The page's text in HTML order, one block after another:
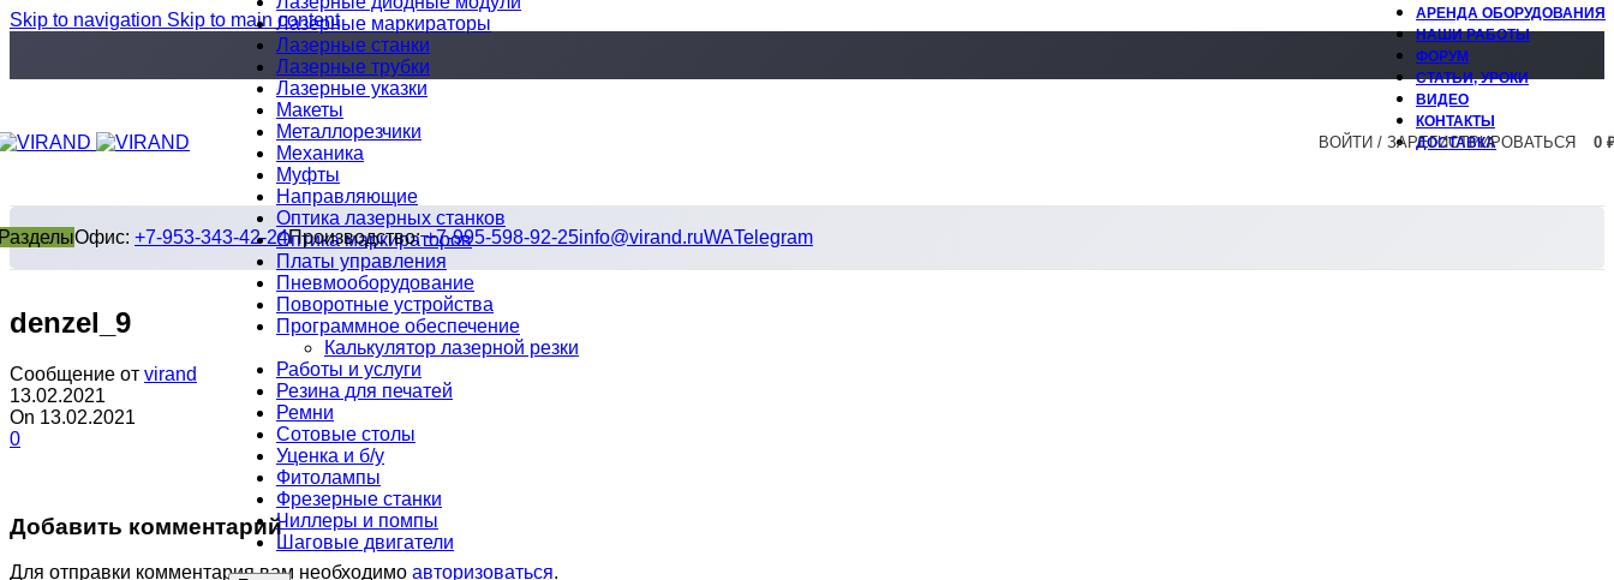
Skip to navigation Skip to main content
АРЕНДА ОБОРУДОВАНИЯ
НАШИ РАБОТЫ
ФОРУМ
СТАТЬИ, УРОКИ
ВИДЕО
КОНТАКТЫ
ДОСТАВКА
Лазерные маркираторы
Лазерные станки
Лазерные трубки
Лазерные указки
Макеты
Металлорезчики
Механика
Муфты
Направляющие
Оптика лазерных станков
Оптика маркираторов
Платы управления
Пневмооборудование
Поворотные устройства
Программное обеспечение
Калькулятор лазерной резки
Работы и услуги
Резина для печатей
Ремни
Сотовые столы
Уценка и б/у
Фитолампы
Фрезерные станки
Чиллеры и помпы
Шаговые двигатели
ВОЙТИ / ЗАРЕГИСТРИРОВАТЬСЯ 0
Офис: +7-953-343-42-24Производство:+7-995-598-92-25info@virand.ruWATelegram
denzel_9
Сообщение от virand
13.02.2021
On 13.02.2021
0
Добавить комментарий
Для отправки комментария вам необходимо авторизоваться.